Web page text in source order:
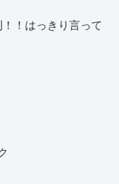
！はっきり言って